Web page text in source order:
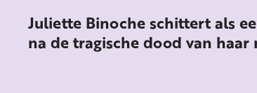
Juliette Binoche schittert als
na de tragische dood van haar